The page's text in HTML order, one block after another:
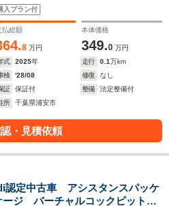
ット 48Vマイルドハイブリッ
ヘッドライト 認定中古車保
入プラン付
払総額
8 万円
本体価格
349.0 万円
式
2025年 走行 0.1万km
検
'28/08 修復
なし
証
保証付 整備
法定整備付
所
千葉県浦安市
・見積依頼
定中古車 アシスタンスパッケ
ージ バーチャルコックピット